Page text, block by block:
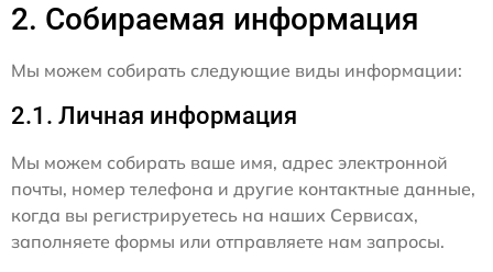
2. Собираемая информация
Мы можем собирать следующие виды информации:
2.1. Личная информация
Мы можем собирать ваше имя, адрес электронной
почты, номер телефона и другие контактные данные,
когда вы регистрируетесь на наших Сервисах,
заполняете формы или отправляете нам запросы.